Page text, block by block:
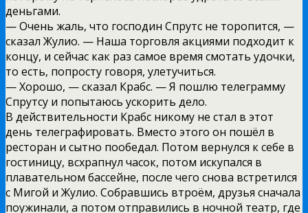
деньгами.
— Очень жаль, что господин Спрутс не торопится, —
сказал Жулио. — Наша торговля акциями подходит к
концу, и сейчас как раз самое время смотать удочки,
то есть, попросту говоря, улетучиться.
— Хорошо, — сказал Крабс. — Я пошлю телеграмму
Спрутсу и попытаюсь ускорить дело.
В действительности Крабс никому не стал в этот
день телеграфировать. Вместо этого он пошёл в
ресторан и сытно пообедал. Потом вернулся к себе в
гостиницу, всхрапнул часок, потом искупался в
плавательном бассейне, после чего снова встретился
с Мигой и Жулио. Собравшись втроём, друзья сначала
поужинали, а потом отправились в ночной театр, где